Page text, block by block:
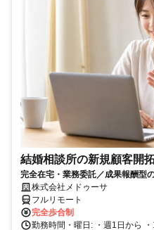
結婚相談所の新規顧客開
完全在宅・業務委託／成果報酬型
株式会社メドゥーサ
フルリモート
完全歩合制
勤務時間・曜日: ・週1日から